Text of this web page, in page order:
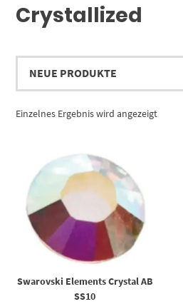
Crystallized
Einzelnes Ergebnis wird angezeigt
Swarovski Elements Crystal AB
SS10